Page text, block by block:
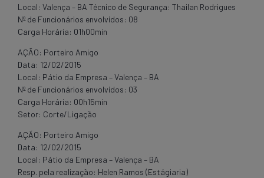
Local: Valença – BA Técnico de Segurança: Thailan Rodrigues
Nº de Funcionários envolvidos: 08
Carga Horária: 01h00min
AÇÃO: Porteiro Amigo
Data: 12/02/2015
Local: Pátio da Empresa – Valença – BA
Nº de Funcionários envolvidos: 03
Carga Horária: 00h15min
Setor: Corte/Ligação
AÇÃO: Porteiro Amigo
Data: 12/02/2015
Local: Pátio da Empresa – Valença – BA
Resp. pela realização: Helen Ramos (Estágiaria)